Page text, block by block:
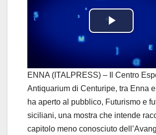
P
l
a
y
V
ENNA (ITALPRESS) – Il Centro
Antiquarium di Centuripe, tra Enna
ha aperto al pubblico, Futurismo e
siciliani, una mostra che intende
capitolo meno conosciuto